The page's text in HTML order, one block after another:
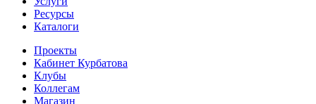
Ресурсы
Каталоги
Проекты
Кабинет Курбатова
Клубы
Коллегам
Магазин